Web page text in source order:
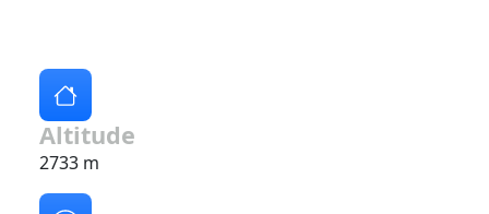
Altitude
2733 m